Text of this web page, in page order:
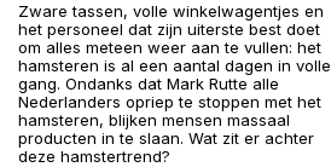
Zware tassen, volle winkelwagentjes en
het personeel dat zijn uiterste best doet
om alles meteen weer aan te vullen: het
hamsteren is al een aantal dagen in volle
gang. Ondanks dat Mark Rutte alle
Nederlanders opriep te stoppen met het
hamsteren, blijken mensen massaal
producten in te slaan. Wat zit er achter
deze hamstertrend?